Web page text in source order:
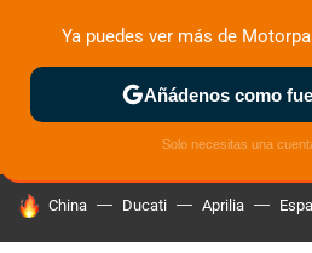
ZONA DE PRUEBAS
HOY SE HABLA DE
China Ducati Aprilia
Ya puedes ver más de
Añádenos como
Solo necesitas una